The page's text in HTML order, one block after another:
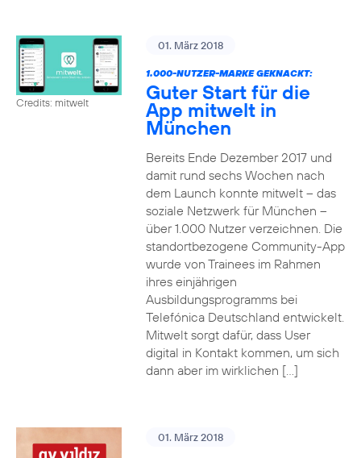
Credits: mitwelt
01. März 2018
1.000-NUTZER-MARKE GEKNACKT:
Guter Start für die
App mitwelt in
München
Bereits Ende Dezember 2017 und
damit rund sechs Wochen nach
dem Launch konnte mitwelt – das
soziale Netzwerk für München –
über 1.000 Nutzer verzeichnen. Die
standortbezogene Community-App
wurde von Trainees im Rahmen
ihres einjährigen
Ausbildungsprogramms bei
Telefónica Deutschland entwickelt.
Mitwelt sorgt dafür, dass User
digital in Kontakt kommen, um sich
dann aber im wirklichen […]
01. März 2018